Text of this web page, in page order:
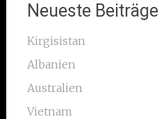
Neueste Beiträge
Kirgisistan
Albanien
Australien
Vietnam